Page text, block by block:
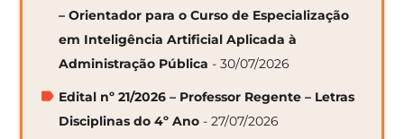
– Orientador para o Curso de Especialização
em Inteligência Artificial Aplicada à
Administração Pública - 30/07/2026
Edital nº 21/2026 – Professor Regente – Letras
Disciplinas do 4º Ano - 27/07/2026